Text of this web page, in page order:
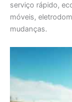
serviço rápido,
móveis,
mudanças.